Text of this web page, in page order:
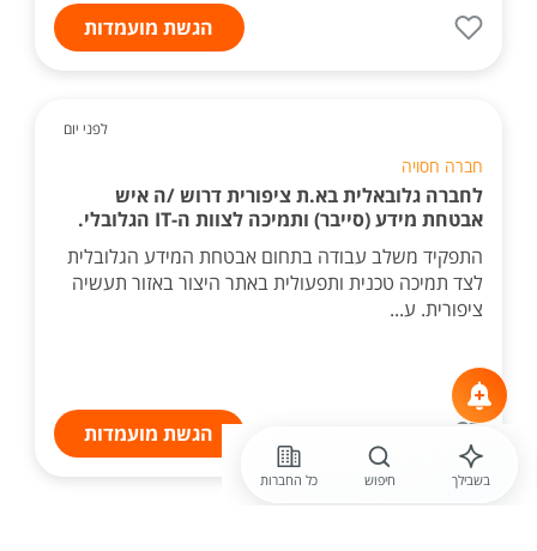
הגשת מועמדות
לפני יום
חברה חסויה
לחברה גלובאלית בא.ת ציפורית דרוש /ה איש
אבטחת מידע (סייבר) ותמיכה לצוות ה-IT הגלובלי.
התפקיד משלב עבודה בתחום אבטחת המידע הגלובלית
לצד תמיכה טכנית ותפעולית באתר היצור באזור תעשיה
ציפורית. ע...
הגשת מועמדות
בשבילך חיפוש כל החברות